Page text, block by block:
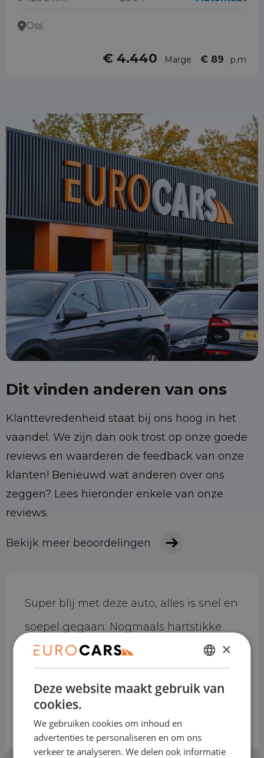
Oss
€ 4.440 Marge € 89 p.m
Dit vinden anderen van ons
Klanttevredenheid staat bij ons hoog in het
vaandel. We zijn dan ook trost op onze goede
reviews en waarderen de feedback van onze
klanten! Benieuwd wat anderen over ons
zeggen? Lees hieronder enkele van onze
reviews.
Bekijk meer beoordelingen
Super blij met deze auto, alles is snel en
soepel gegaan. Nogmaals hartstikke
bedankt!
DUTCH
ENGLISH
×
Deze website maakt gebruik van
cookies.
We gebruiken cookies om inhoud en
advertenties te personaliseren en om ons
verkeer te analyseren. We delen ook informatie